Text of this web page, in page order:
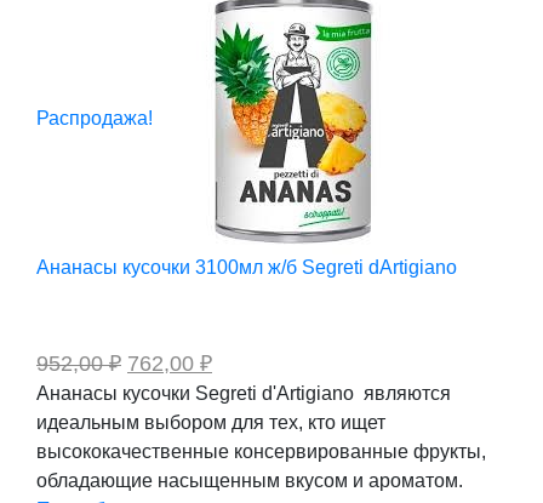
Распродажа!
Ананасы кусочки 3100мл ж/б Segreti dArtigiano
952,00₽ Первоначальная
цена
составляла
952,00 ₽.
762,00 ₽Текущая
цена:
762,00 ₽.
Ананасы кусочки Segreti d'Artigiano являются
идеальным выбором для тех, кто ищет
высококачественные консервированные фрукты,
обладающие насыщенным вкусом и ароматом.